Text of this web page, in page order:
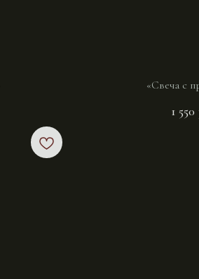
«Свеча с
1 550